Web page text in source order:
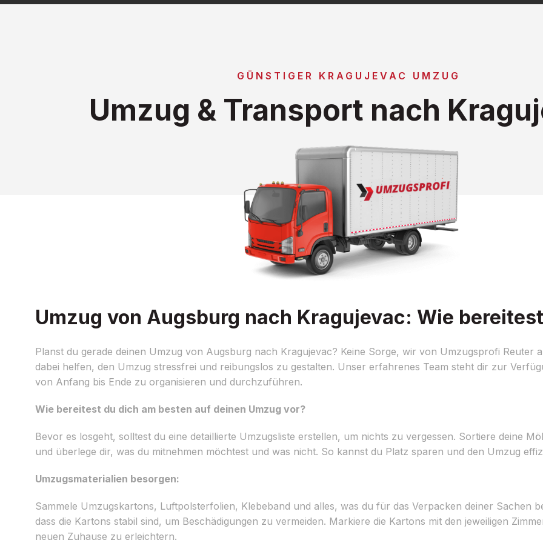
GÜNSTIGER KRAGUJEVAC UMZUG
Umzug & Transport nach
Umzug von Augsburg nach Kragujevac: Wie
Planst du gerade deinen Umzug von Augsburg nach Kragujevac? Keine Sorge, wir von Umzugsprofi Reuter
dabei helfen, den Umzug stressfrei und reibungslos zu gestalten. Unser erfahrenes Team steht dir zur
von Anfang bis Ende zu organisieren und durchzuführen.
Wie bereitest du dich am besten auf deinen Umzug vor?
Bevor es losgeht, solltest du eine detaillierte Umzugsliste erstellen, um nichts zu vergessen. Sortiere deine
und überlege dir, was du mitnehmen möchtest und was nicht. So kannst du Platz sparen und den Umzug
Umzugsmaterialien besorgen:
Sammele Umzugskartons, Luftpolsterfolien, Klebeband und alles, was du für das Verpacken deiner Sachen
dass die Kartons stabil sind, um Beschädigungen zu vermeiden. Markiere die Kartons mit den jeweiligen
neuen Zuhause zu erleichtern.